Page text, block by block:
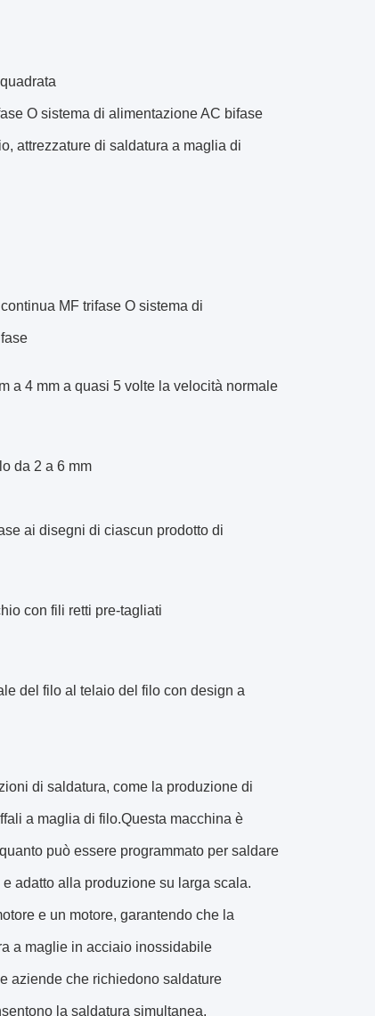
O sistema di alimentazione AC bifase
attrezzature di saldatura a maglia di
MF trifase O sistema di
a 4 mm a quasi 5 volte la velocità normale
da 2 a 6 mm
ai disegni di ciascun prodotto di
con fili retti pre-tagliati
del filo al telaio del filo con design a
di saldatura, come la produzione di
a maglia di filo.Questa macchina è
può essere programmato per saldare
adatto alla produzione su larga scala.
e un motore, garantendo che la
a maglie in acciaio inossidabile
aziende che richiedono saldature
la saldatura simultanea,